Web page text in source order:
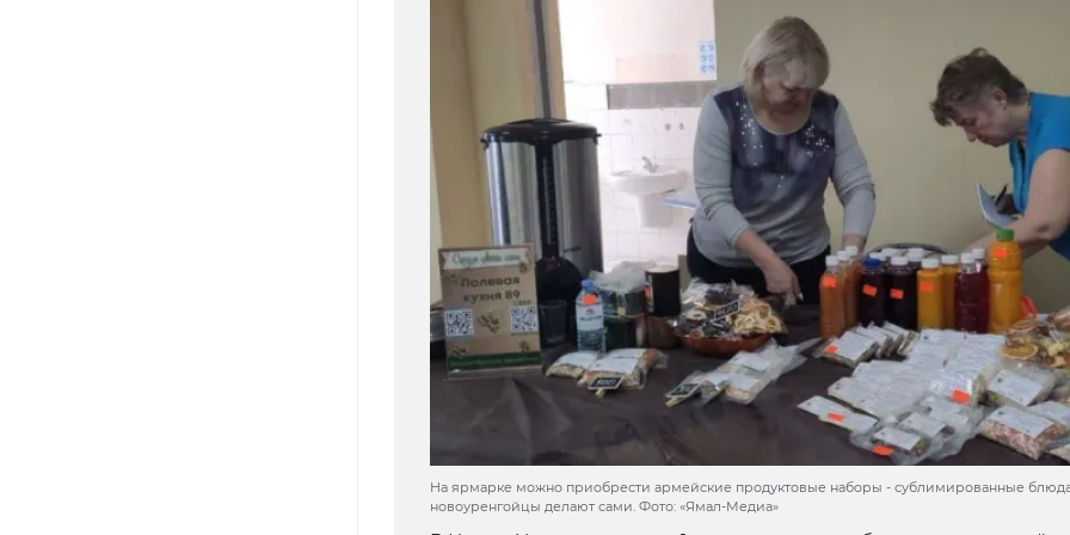
На ярмарке можно приобрести армейские продуктовые наборы - сублимированные
новоуренгойцы делают сами. Фото: «Ямал-Медиа»